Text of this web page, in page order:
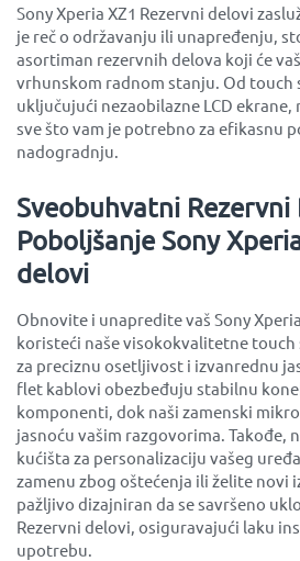
Sony Xperia XZ1 Rezervni delovi
je reč o održavanju ili unapređenju,
asortiman rezervnih delova koji će
vrhunskom radnom stanju. Od touch
uključujući nezaobilazne LCD
sve što vam je potrebno za efikasnu
nadogradnju.
Sveobuhvatni Rezervni
Poboljšanje Sony
delovi
Obnovite i unapredite vaš Sony
koristeći naše visokokvalitetne touch
za preciznu osetljivost i izvanrednu
flet kablovi obezbeđuju stabilnu
komponenti, dok naši zamenski
jasnoću vašim razgovorima. Takođe,
kućišta za personalizaciju vašeg
zamenu zbog oštećenja ili želite novi
pažljivo dizajniran da se savršeno
Rezervni delovi, osiguravajući laku
upotrebu.